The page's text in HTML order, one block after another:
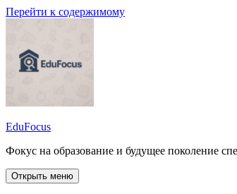
Перейти к содержимому
EduFocus
Фокус на образование и будущее поколение
Открыть меню